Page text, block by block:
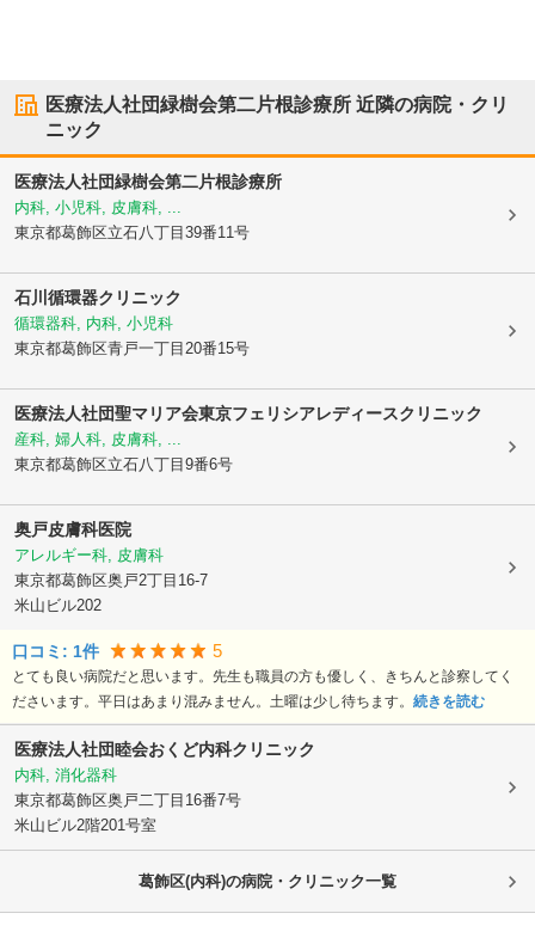
医療法人社団緑樹会第二片根診療所 近隣の病院・クリ
ニック
医療法人社団緑樹会第二片根診療所
内科, 小児科, 皮膚科, ...
東京都葛飾区立石八丁目39番11号
石川循環器クリニック
循環器科, 内科, 小児科
東京都葛飾区青戸一丁目20番15号
医療法人社団聖マリア会東京フェリシアレディースクリニック
産科, 婦人科, 皮膚科, ...
東京都葛飾区立石八丁目9番6号
奥戸皮膚科医院
アレルギー科, 皮膚科
東京都葛飾区奥戸2丁目16-7
米山ビル202
口コミ: 1件 5
とても良い病院だと思います。先生も職員の方も優しく、きちんと診察してく
ださいます。平日はあまり混みません。土曜は少し待ちます。 続きを読む
医療法人社団睦会おくど内科クリニック
内科, 消化器科
東京都葛飾区奥戸二丁目16番7号
米山ビル2階201号室
葛飾区(内科)の病院・クリニック一覧